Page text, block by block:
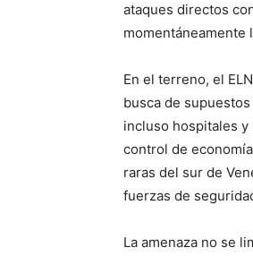
ataques directos
momentáneamente
En el terreno, el
busca de
incluso hospitales
control de
raras del sur de
fuerzas de
La amenaza no se